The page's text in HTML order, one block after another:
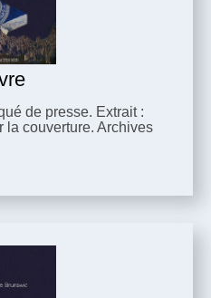
de presse. Extrait :
la couverture. Archives